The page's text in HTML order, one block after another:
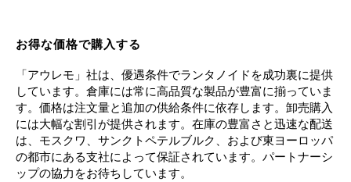
お得な価格で購入する
「アウレモ」社は、優遇条件でランタノイドを成功裏に提供
しています。倉庫には常に高品質な製品が豊富に揃っていま
す。価格は注文量と追加の供給条件に依存します。卸売購入
には大幅な割引が提供されます。在庫の豊富さと迅速な配送
は、モスクワ、サンクトペテルブルク、および東ヨーロッパ
の都市にある支社によって保証されています。パートナーシ
ップの協力をお待ちしています。